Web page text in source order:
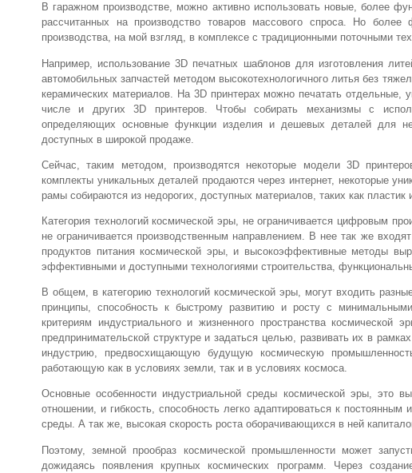
В гаражном производстве, можно активно использовать новые, более
рассчитанных на производство товаров массового спроса. Но более
производства, на мой взгляд, в комплексе с традиционными поточными
Например, использование 3D печатных шаблонов для изготовления
автомобильных запчастей методом высокотехнологичного литья без
керамических материалов. На 3D принтерах можно печатать
числе и других 3D принтеров. Чтобы собирать механизмы с
определяющих основные функции изделия и дешевых деталей для
доступных в широкой продаже.
Сейчас, таким методом, производятся некоторые модели 3D
комплекты уникальных деталей продаются через интернет, некоторые
рамы собираются из недорогих, доступных материалов, таких как пластик
Категория технологий космической эры, не ограничивается цифровым
не ограничивается производственным направлением. В нее так же
продуктов питания космической эры, и высокоэффективные методы
эффективными и доступными технологиями строительства,
В общем, в категорию технологий космической эры, могут входить
принципы, способность к быстрому развитию и росту с
критериям индустриального и жизненного пространства
предпринимательской структуре и задаться целью, развивать их в
индустрию, предвосхищающую будущую космическую
работающую как в условиях земли, так и в условиях космоса.
Основные особенности индустриальной среды космической эры, это
отношении, и гибкость, способность легко адаптироваться к
среды. А так же, высокая скорость роста оборачивающихся в ней
Поэтому, земной прообраз космической промышленности может
дожидаясь появления крупных космических программ. Через